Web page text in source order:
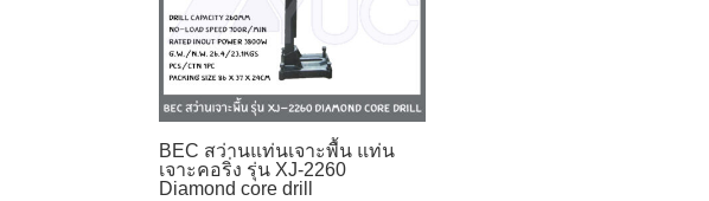
BEC สว่านแท่นเจาะพื้น แท่น
เจาะคอริ่ง รุ่น XJ-2260
Diamond core drill